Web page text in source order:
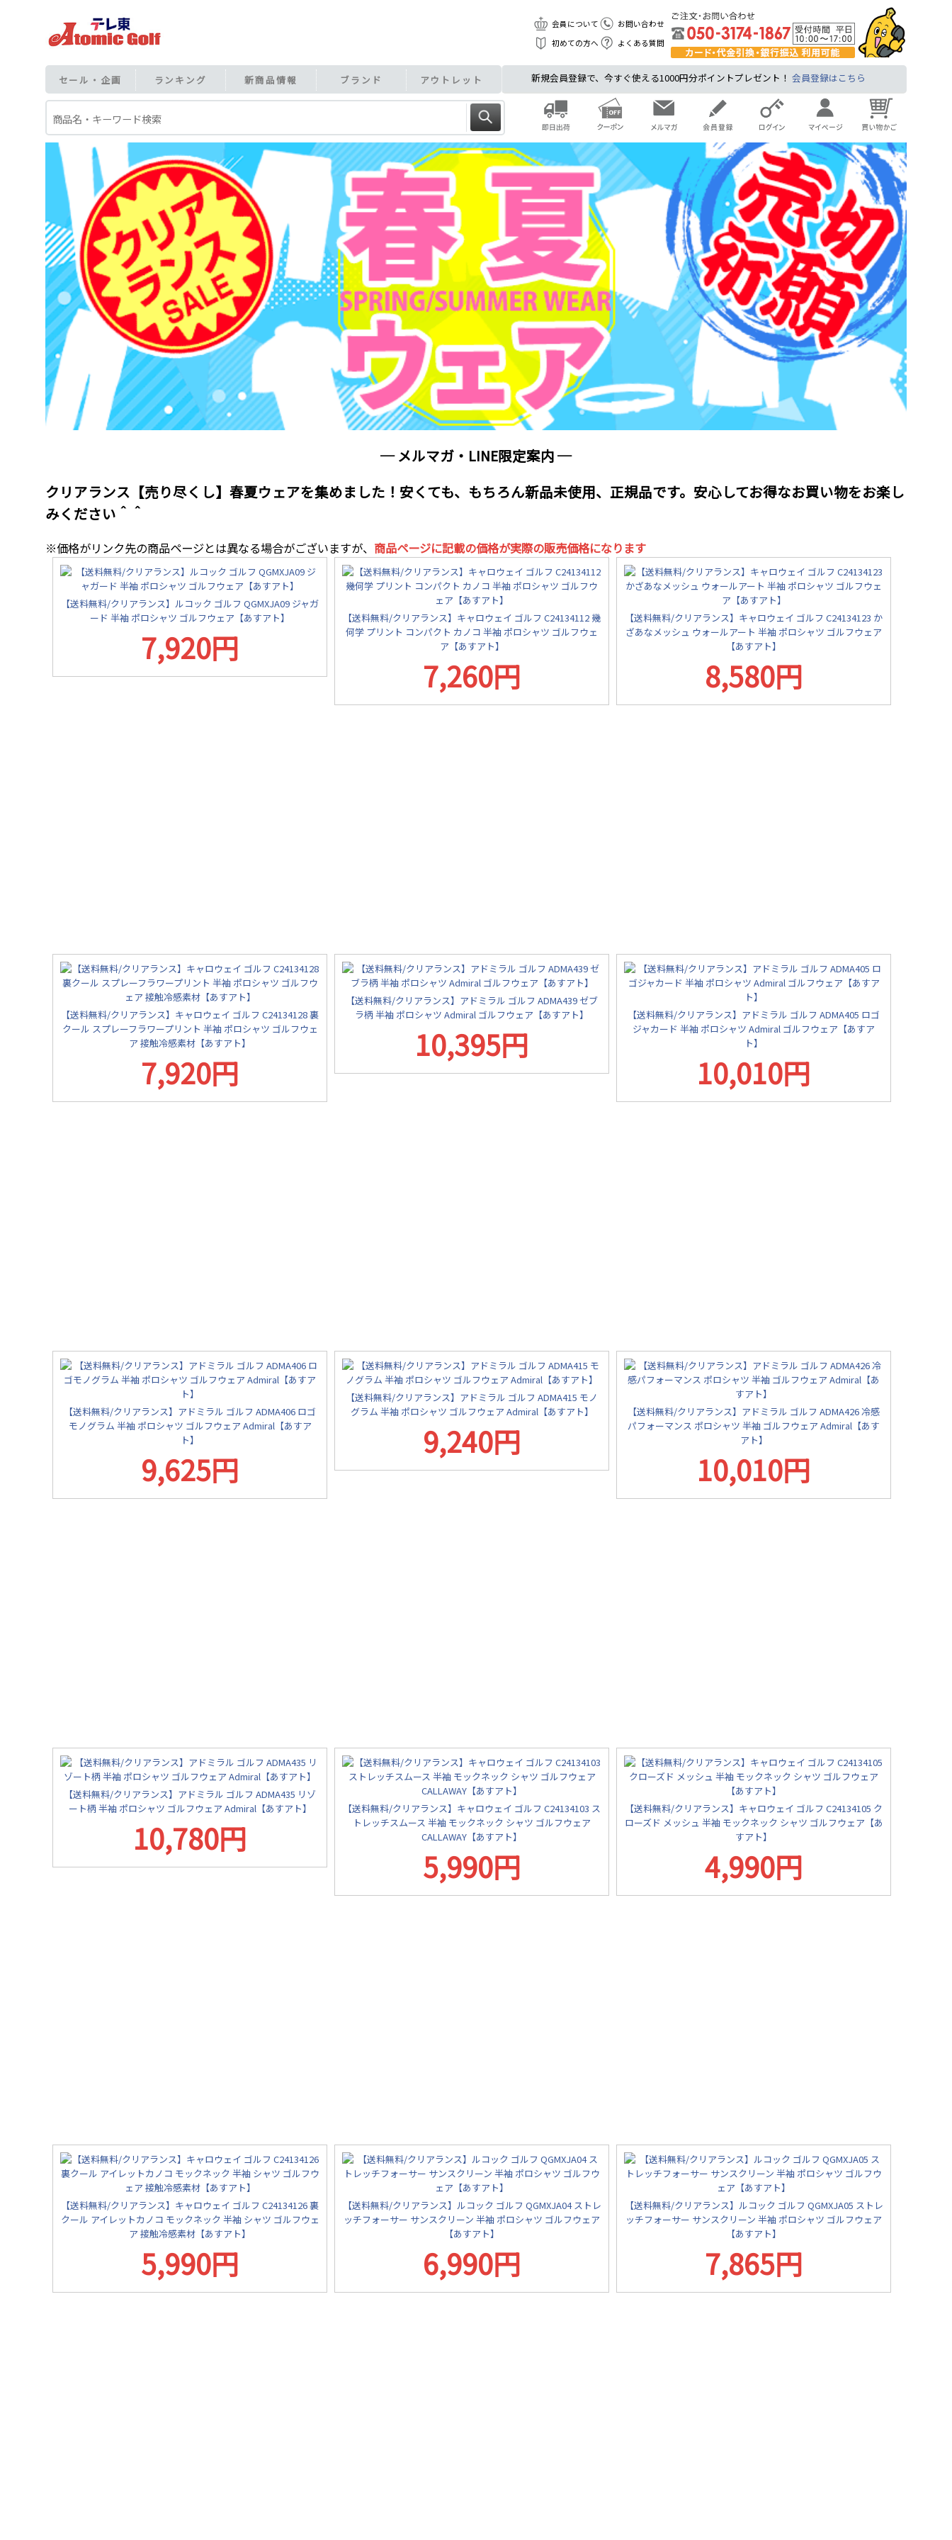
会員について
お問い合わせ
初めての方へ
よくある質問
セール・企画 ランキング 新商品情報 ブランド アウトレット 新規会員登録で、今すぐ使える1000円分ポイントプレゼント！ 会員登録はこちら
─ メルマガ・LINE限定案内 ─
クリアランス【売り尽くし】春夏ウェアを集めました！安くても、もちろん新品未使用、正規品です。安心してお得なお買い物をお楽し
みください＾＾
※価格がリンク先の商品ページとは異なる場合がございますが、 商品ページに記載の価格が実際の販売価格になります
【送料無料/クリアランス】ルコック ゴルフ QGMXJA09 ジャガ
ード 半袖 ポロシャツ ゴルフウェア【あすアト】
7,920円
【送料無料/クリアランス】キャロウェイ ゴルフ C24134112 幾
何学 プリント コンパクト カノコ 半袖 ポロシャツ ゴルフウェ
ア【あすアト】
7,260円
【送料無料/クリアランス】キャロウェイ ゴルフ C24134123 か
ざあなメッシュ ウォールアート 半袖 ポロシャツ ゴルフウェア
【あすアト】
8,580円
【送料無料/クリアランス】キャロウェイ ゴルフ C24134128 裏
クール スプレーフラワープリント 半袖 ポロシャツ ゴルフウェ
ア 接触冷感素材【あすアト】
7,920円
【送料無料/クリアランス】アドミラル ゴルフ ADMA439 ゼブ
ラ柄 半袖 ポロシャツ Admiral ゴルフウェア【あすアト】
10,395円
【送料無料/クリアランス】アドミラル ゴルフ ADMA405 ロゴ
ジャカード 半袖 ポロシャツ Admiral ゴルフウェア【あすア
ト】
10,010円
【送料無料/クリアランス】アドミラル ゴルフ ADMA406 ロゴ
モノグラム 半袖 ポロシャツ ゴルフウェア Admiral【あすア
ト】
9,625円
【送料無料/クリアランス】アドミラル ゴルフ ADMA415 モノ
グラム 半袖 ポロシャツ ゴルフウェア Admiral【あすアト】
9,240円
【送料無料/クリアランス】アドミラル ゴルフ ADMA426 冷感
パフォーマンス ポロシャツ 半袖 ゴルフウェア Admiral【あす
アト】
10,010円
【送料無料/クリアランス】アドミラル ゴルフ ADMA435 リゾ
ート柄 半袖 ポロシャツ ゴルフウェア Admiral【あすアト】
10,780円
【送料無料/クリアランス】キャロウェイ ゴルフ C24134103 ス
トレッチスムース 半袖 モックネック シャツ ゴルフウェア
CALLAWAY【あすアト】
5,990円
【送料無料/クリアランス】キャロウェイ ゴルフ C24134105 ク
ローズド メッシュ 半袖 モックネック シャツ ゴルフウェア【あ
すアト】
4,990円
【送料無料/クリアランス】キャロウェイ ゴルフ C24134126 裏
クール アイレットカノコ モックネック 半袖 シャツ ゴルフウェ
ア 接触冷感素材【あすアト】
5,990円
【送料無料/クリアランス】ルコック ゴルフ QGMXJA04 ストレ
ッチフォーサー サンスクリーン 半袖 ポロシャツ ゴルフウェア
【あすアト】
6,990円
【送料無料/クリアランス】ルコック ゴルフ QGMXJA05 ストレ
ッチフォーサー サンスクリーン 半袖 ポロシャツ ゴルフウェア
【あすアト】
7,865円